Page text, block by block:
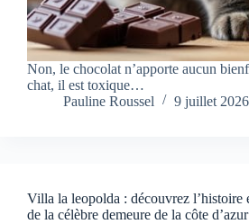
Non, le chocolat n’apporte aucun
chat, il est toxique…
Pauline Roussel
9 juillet
Villa la leopolda : découvrez l’histoire
de la célèbre demeure de la côte d’azur